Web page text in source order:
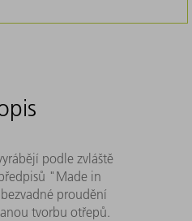
podle zvláště
"Made in
proudění
tvorbu otřepů.